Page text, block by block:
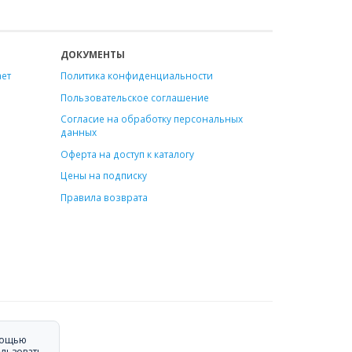
ДОКУМЕНТЫ
Политика конфиденциальности
Пользовательское соглашение
Согласие на обработку персональных
данных
Оферта на доступ к каталогу
Цены на подписку
Правила возврата